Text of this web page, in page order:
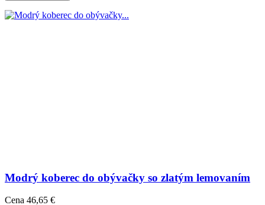
Modrý koberec do obývačky so zlatým lemovaním
Cena 46,65 €